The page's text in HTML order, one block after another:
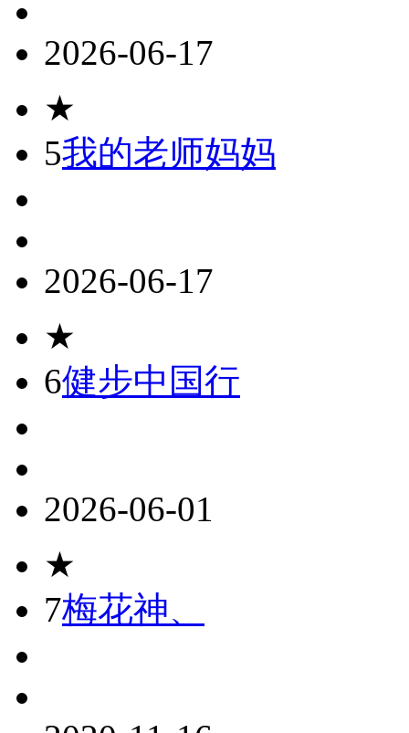
2026-06-17
★
5我的老师妈妈
2026-06-17
★
6健步中国行
2026-06-01
★
7梅花神、